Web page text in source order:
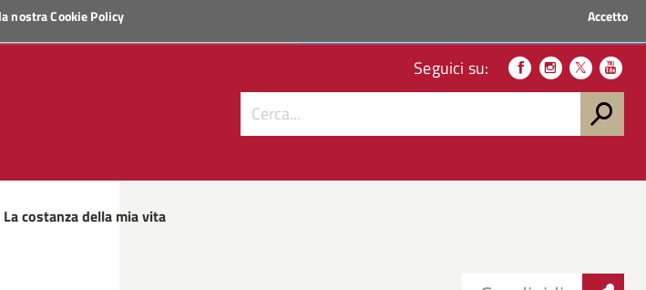
nostraCookie Policy Accetto
Seguici su:
La costanza della mia vita